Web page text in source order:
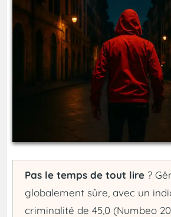
Pas le temps de tout lire ?
globalement sûre, avec un
criminalité de 45,0 (Numbeo